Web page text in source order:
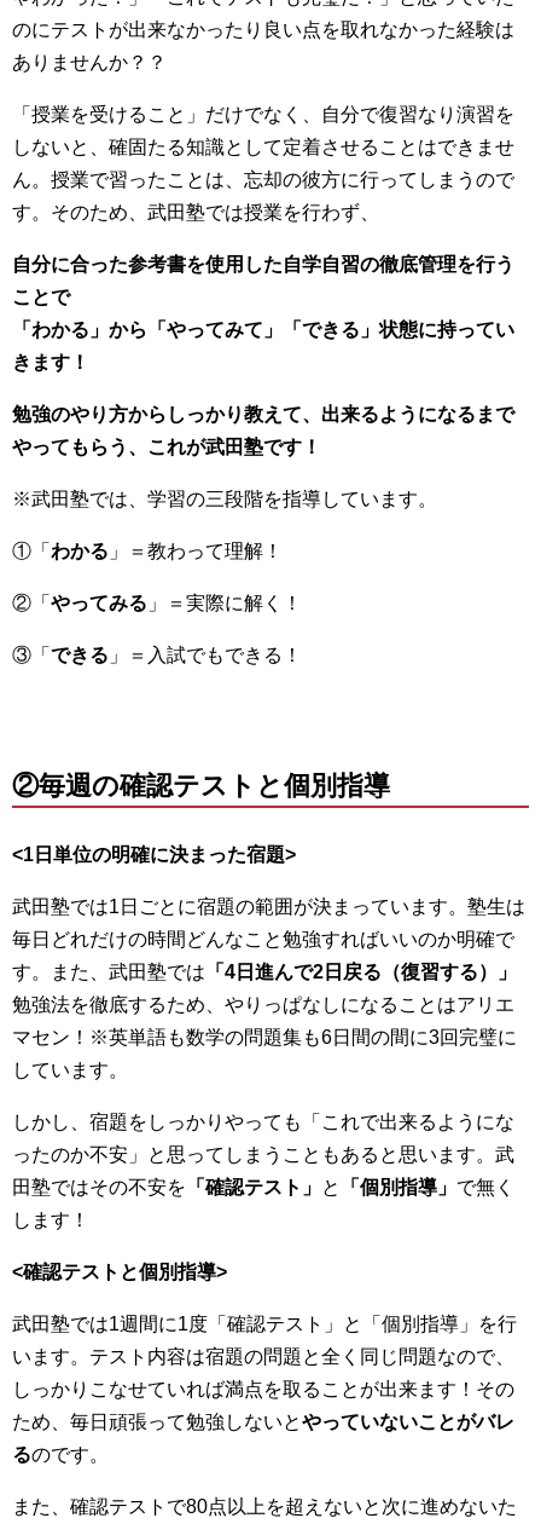
のにテストが出来なかったり良い点を取れなかった経験は
ありませんか？？
「授業を受けること」だけでなく、自分で復習なり演習を
しないと、確固たる知識として定着させることはできませ
ん。授業で習ったことは、忘却の彼方に行ってしまうので
す。そのため、武田塾では授業を行わず、
自分に合った参考書を使用した自学自習の徹底管理を行う
ことで
「わかる」から「やってみて」「できる」状態に持ってい
きます！
勉強のやり方からしっかり教えて、出来るようになるまで
やってもらう、 これが武田塾です！
※武田塾では、学習の三段階を指導しています。
①「 わかる 」＝教わって理解！
②「 やってみる 」＝実際に解く！
③「 できる 」＝入試でもできる！
②毎週の確認テストと個別指導
<1日単位の明確に決まった宿題>
武田塾では1日ごとに宿題の範囲が決まっています。塾生は
毎日どれだけの時間どんなこと勉強すればいいのか明確で
す。また、武田塾では 「4日進んで2日戻る（復習する）」
勉強法を徹底するため、やりっぱなしになることはアリエ
マセン！※英単語も数学の問題集も6日間の間に3回完璧に
しています。
しかし、宿題をしっかりやっても「これで出来るようにな
ったのか不安」と思ってしまうこともあると思います。武
田塾ではその不安を 「確認テスト」 と 「個別指導」 で無く
します！
<確認テストと個別指導>
武田塾では1週間に1度「確認テスト」と「個別指導」を行
います。テスト内容は宿題の問題と全く同じ問題なので、
しっかりこなせていれば満点を取ることが出来ます！その
ため、毎日頑張って勉強しないとやっていないことがバレ
るのです。
また、確認テストで80点以上を超えないと次に進めないた